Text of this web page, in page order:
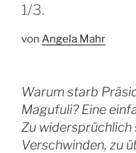
1/3.
von Angela Mahr
Warum starb
Magufuli? Eine
Zu widersprüchlich
Verschwinden, zu